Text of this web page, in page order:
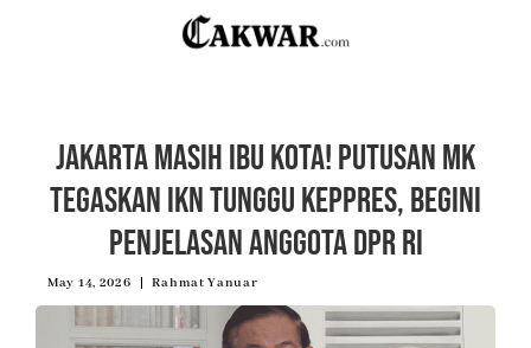
Jakarta Masih Ibu Kota! Putusan MK
Tegaskan IKN Tunggu Keppres, Begini
Penjelasan Anggota DPR RI
May 14, 2026 Rahmat Yanuar